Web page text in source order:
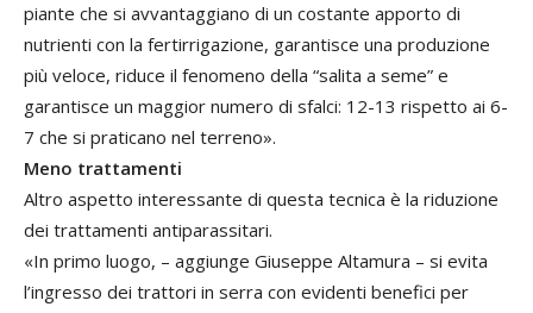
piante che si avvantaggiano di un costante apporto di
nutrienti con la fertirrigazione, garantisce una produzione
più veloce, riduce il fenomeno della “salita a seme” e
garantisce un maggior numero di sfalci: 12-13 rispetto ai 6-
7 che si praticano nel terreno».
Meno trattamenti
Altro aspetto interessante di questa tecnica è la riduzione
dei trattamenti antiparassitari.
«In primo luogo, – aggiunge Giuseppe Altamura – si evita
l’ingresso dei trattori in serra con evidenti benefici per